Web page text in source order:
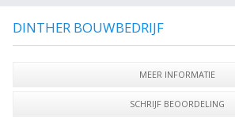
DINTHER BOUWBEDRIJF
MEER INFORMATIE
SCHRIJF BEOORDELING